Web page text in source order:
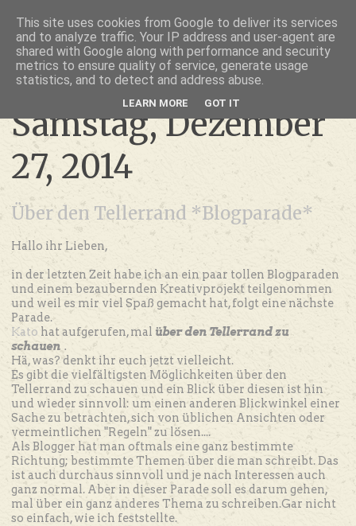
thru lensed eyes
- das Schöne im Fokus -
Samstag, Dezember
27, 2014
Über den Tellerrand *Blogparade*
Hallo ihr Lieben,
in der letzten Zeit habe ich an ein paar tollen Blogparaden
und einem bezaubernden Kreativprojekt teilgenommen
und weil es mir viel Spaß gemacht hat, folgt eine nächste
Parade.
Kato hat aufgerufen, mal über den Tellerrand zu
schauen .
Hä, was? denkt ihr euch jetzt vielleicht.
Es gibt die vielfältigsten Möglichkeiten über den
Tellerrand zu schauen und ein Blick über diesen ist hin
und wieder sinnvoll: um einen anderen Blickwinkel einer
Sache zu betrachten, sich von üblichen Ansichten oder
vermeintlichen "Regeln" zu lösen....
Als Blogger hat man oftmals eine ganz bestimmte
Richtung; bestimmte Themen über die man schreibt. Das
ist auch durchaus sinnvoll und je nach Interessen auch
ganz normal. Aber in dieser Parade soll es darum gehen,
mal über ein ganz anderes Thema zu schreiben.Gar nicht
so einfach, wie ich feststellte.
This site uses cookies from Google to deliver its services
and to analyze traffic. Your IP address and user-agent are
shared with Google along with performance and security
metrics to ensure quality of service, generate usage
statistics, and to detect and address abuse.
LEARN MORE GOT IT